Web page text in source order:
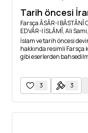
Tarih öncesi
Farsça ÂSÂR-I BÂSTÂNÎ
EDVÂR-I İSLÂMÎ, Ali
İslam ve tarih öncesi
hakkında resimli Farsça
gibi eserlerden
3 3